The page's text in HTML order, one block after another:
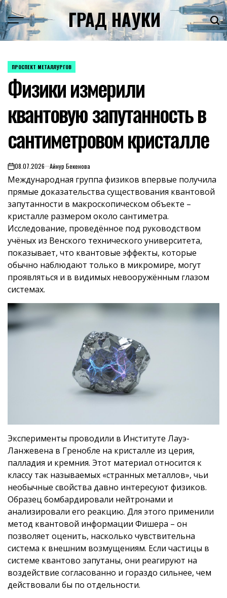
Skip
to
content
ГРАД НАУКИ
POSTED
ПРОСПЕКТ МЕТАЛЛУРГОВ
Физики измерили
квантовую запутанность в
сантиметровом кристалле
on08.07.2026 Айнур Бекенова
Международная группа физиков впервые получила
прямые доказательства существования квантовой
запутанности в макроскопическом объекте –
кристалле размером около сантиметра.
Исследование, проведённое под руководством
учёных из Венского технического университета,
показывает, что квантовые эффекты, которые
обычно наблюдают только в микромире, могут
проявляться и в видимых невооружённым глазом
системах.
Эксперименты проводили в Институте Лауэ-
Ланжевена в Гренобле на кристалле из церия,
палладия и кремния. Этот материал относится к
классу так называемых «странных металлов», чьи
необычные свойства давно интересуют физиков.
Образец бомбардировали нейтронами и
анализировали его реакцию. Для этого применили
метод квантовой информации Фишера – он
позволяет оценить, насколько чувствительна
система к внешним возмущениям. Если частицы в
системе квантово запутаны, они реагируют на
воздействие согласованно и гораздо сильнее, чем
действовали бы по отдельности.